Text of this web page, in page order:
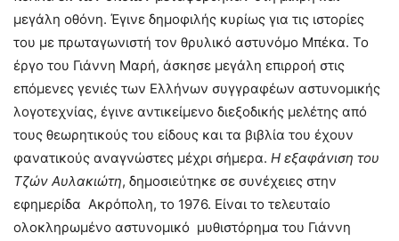
μεγάλη οθόνη. Έγινε δημοφιλής κυρίως για τις ιστορίες
του με πρωταγωνιστή τον θρυλικό αστυνόμο Μπέκα. Το
έργο του Γιάννη Μαρή, άσκησε μεγάλη επιρροή στις
επόμενες γενιές των Ελλήνων συγγραφέων αστυνομικής
λογοτεχνίας, έγινε αντικείμενο διεξοδικής μελέτης από
τους θεωρητικούς του είδους και τα βιβλία του έχουν
φανατικούς αναγνώστες μέχρι σήμερα. Η εξαφάνιση του
Τζών Αυλακιώτη, δημοσιεύτηκε σε συνέχειες στην
εφημερίδα Ακρόπολη, το 1976. Είναι το τελευταίο
ολοκληρωμένο αστυνομικό μυθιστόρημα του Γιάννη